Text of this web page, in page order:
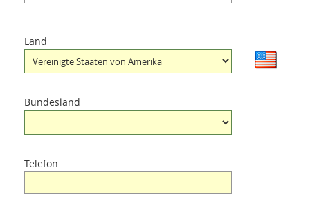
Land
Bundesland
Telefon